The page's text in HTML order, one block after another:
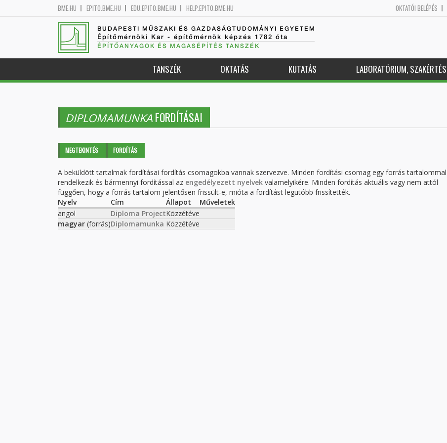
BME.HU EPITO.BME.HU EDU.EPITO.BME.HU HELP.EPITO.BME.HU OKTATÓI BELÉPÉS
BUDAPESTI MŰSZAKI ÉS GAZDASÁGTUDOMÁNYI EGYETEM
Építőmérnöki Kar - építőmérnök képzés 1782 óta
ÉPÍTŐANYAGOK ÉS MAGASÉPÍTÉS TANSZÉK
TANSZÉK OKTATÁS KUTATÁS LABORATÓRIUM, SZAKÉRTÉS
DIPLOMAMUNKA FORDÍTÁSAI
Elsődleges fülek
MEGTEKINTÉS FORDÍTÁS
A beküldött tartalmak fordításai fordítás csomagokba vannak szervezve. Minden fordítási csomag egy forrás tartalommal
rendelkezik és bármennyi fordítással az engedélyezett nyelvek valamelyikére. Minden fordítás aktuális vagy nem attól
függően, hogy a forrás tartalom jelentősen frissült-e, mióta a fordítást legutóbb frissítették.
Nyelv
Cím Állapot
Műveletek
angol
Diploma ProjectKözzétéve
magyar (forrás)Diplomamunka Közzétéve